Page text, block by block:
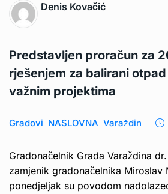
Denis Kovačić
Predstavljen proračun za
rješenjem za balirani
važnim projektima
Gradovi NASLOVNA Varaždin
Gradonačelnik Grada Varaždina
zamjenik gradonačelnika Miroslav
ponedjeljak su povodom